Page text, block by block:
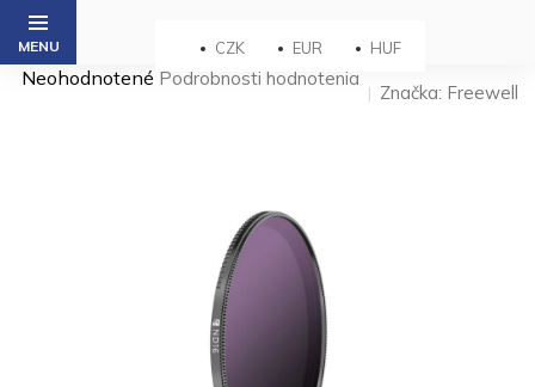
Prejsť
obsah
CZK EUR HUF
Priemerné
Neohodnotené Podrobnosti hodnotenia
Značka: Freewell